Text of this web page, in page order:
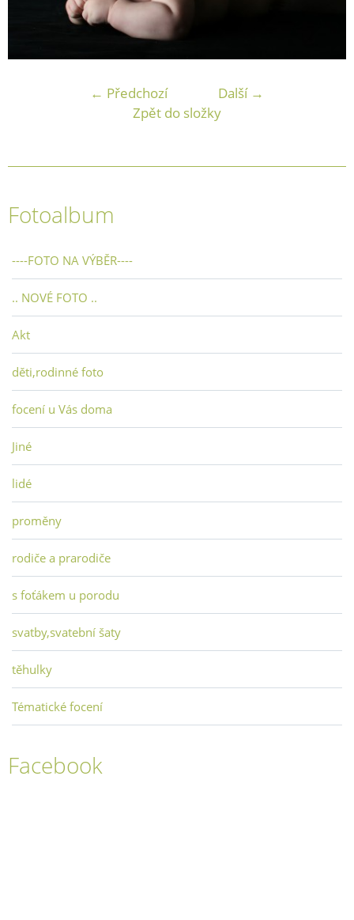
← Předchozí
Další →
Zpět do složky
Fotoalbum
----FOTO NA VÝBĚR----
.. NOVÉ FOTO ..
Akt
děti,rodinné foto
focení u Vás doma
Jiné
lidé
proměny
rodiče a prarodiče
s foťákem u porodu
svatby,svatební šaty
těhulky
Tématické focení
Facebook